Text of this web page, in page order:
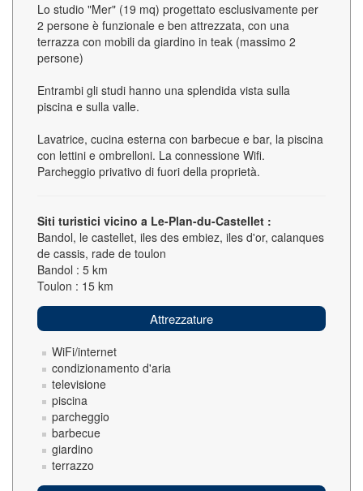
Lo studio "Mer" (19 mq) progettato esclusivamente per
2 persone è funzionale e ben attrezzata, con una
terrazza con mobili da giardino in teak (massimo 2
persone)
Entrambi gli studi hanno una splendida vista sulla
piscina e sulla valle.
Lavatrice, cucina esterna con barbecue e bar, la piscina
con lettini e ombrelloni. La connessione Wifi.
Parcheggio privativo di fuori della proprietà.
Siti turistici vicino a Le-Plan-du-Castellet :
Bandol, le castellet, iles des embiez, iles d'or, calanques
de cassis, rade de toulon
Bandol : 5 km
Toulon : 15 km
Attrezzature
WiFi/internet
condizionamento d'aria
televisione
piscina
parcheggio
barbecue
giardino
terrazzo